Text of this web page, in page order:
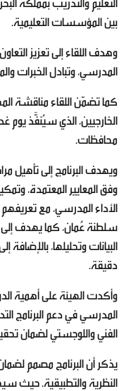
التعليم والتدريب بمملكة
بين المؤسسات التعليمية.
وهدف اللقاء إلى تعزيز
المدرسي، وتبادل الخبرات
كما تضمّن اللقاء مناقشة
محافظات.
ويهدف البرنامج إلى تأهيل
وفق المعايير المعتمدة،
الأداء المدرسي، مع
سلطنة عُمان، كما يهدف إلى
البيانات وتحليلها،
دقيقة.
وأكدت الهيئة على أهمية
المدرسي في دعم البرنامج
الفني واللوجستي لضمان
يذكر أن البرنامج مصمم
النظرية والتطبيقية. حيث